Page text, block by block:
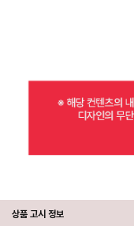
상품 고시 정보